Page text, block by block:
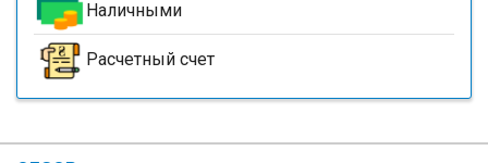
Наличными
Расчетный счет